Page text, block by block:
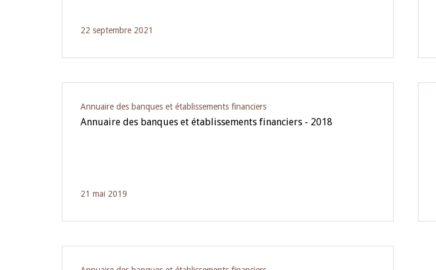
22 septembre 2021
Annuaire des banques et établissements financiers
Annuaire des banques et établissements financiers - 2018
21 mai 2019